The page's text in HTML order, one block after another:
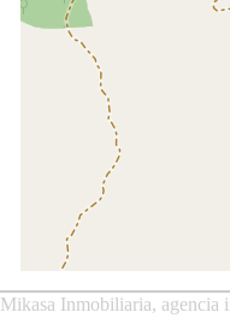
Mikasa Inmobiliaria, agencia